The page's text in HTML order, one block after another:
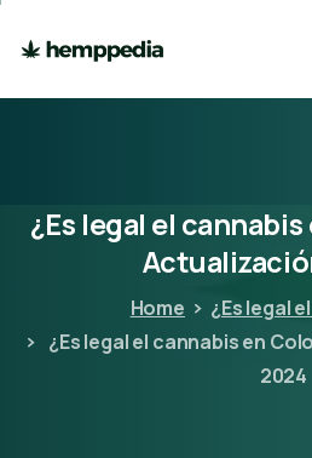
¿Es legal el cannabis
Home
¿Es legal
¿Es legal el cannabis en
2024